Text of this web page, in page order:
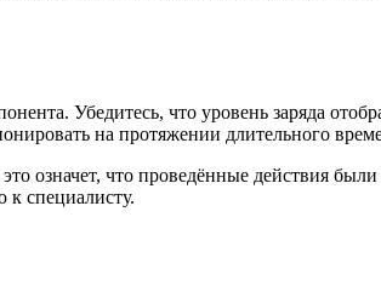
Убедитесь, что уровень заряда
на протяжении длительного
означет, что проведённые действия
к специалисту.